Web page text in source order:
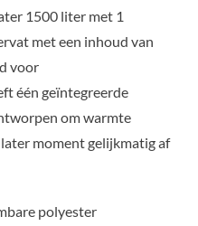
1500 liter met 1
met een inhoud van
voor
één geïntegreerde
om warmte
moment gelijkmatig af
polyester